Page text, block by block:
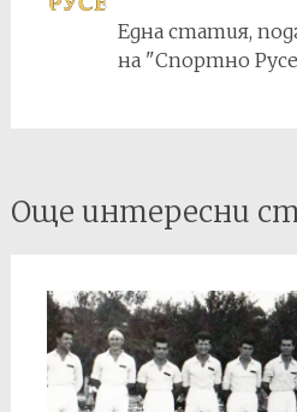
Една статия,
на "Спортно
Post
navigation
Още интересни